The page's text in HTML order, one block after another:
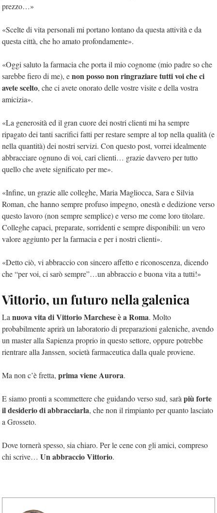
prezzo…»
«Scelte di vita personali mi portano lontano da questa attività e da
questa città, che ho amato profondamente».
«Oggi saluto la farmacia che porta il mio cognome (mio padre so che
sarebbe fiero di me), enon posso non ringraziare tutti voi che ci
avete scelto, che ci avete onorato delle vostre visite e della vostra
amicizia».
«La generosità ed il gran cuore dei nostri clienti mi ha sempre
ripagato dei tanti sacrifici fatti per restare sempre al top nella qualità (e
nella quantità) dei nostri servizi. Con questo post, vorrei idealmente
abbracciare ognuno di voi, cari clienti… grazie davvero per tutto
quello che avete significato per me».
«Infine, un grazie alle colleghe, Maria Magliocca, Sara e Silvia
Roman, che hanno sempre profuso impegno, onestà e dedizione verso
questo lavoro (non sempre semplice) e verso me come loro titolare.
Colleghe capaci, preparate, sorridenti e sempre disponibili: un vero
valore aggiunto per la farmacia e per i nostri clienti».
«Detto ciò, vi abbraccio con sincero affetto e riconoscenza, dicendo
che “per voi, ci sarò sempre”…un abbraccio e buona vita a tutti!»
Vittorio, un futuro nella galenica
La nuova vita di Vittorio Marchese è a Roma. Molto
probabilmente aprirà un laboratorio di preparazioni galeniche, avendo
un master alla Sapienza proprio in questo settore, oppure potrebbe
rientrare alla Janssen, società farmaceutica dalla quale proviene.
Ma non c’è fretta, prima viene Aurora.
E siamo pronti a scommettere che guidando verso sud, sarà più forte
il desiderio di abbracciarla, che non il rimpianto per quanto lasciato
a Grosseto.
Dove tornerà spesso, sia chiaro. Per le cene con gli amici, compreso
chi scrive… Un abbraccio Vittorio.